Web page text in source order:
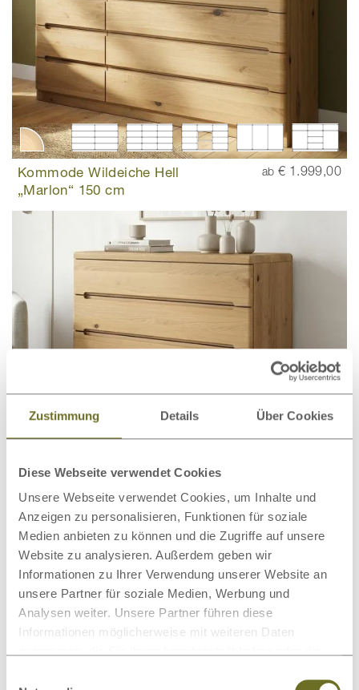
Zustimmung Details Über Cookies
Diese Webseite verwendet Cookies
Unsere Webseite verwendet Cookies, um Inhalte und
Anzeigen zu personalisieren, Funktionen für soziale
Medien anbieten zu können und die Zugriffe auf unsere
Website zu analysieren. Außerdem geben wir
Informationen zu Ihrer Verwendung unserer Website an
unsere Partner für soziale Medien, Werbung und
Analysen weiter. Unsere Partner führen diese
Informationen möglicherweise mit weiteren Daten
Kommode Wildeiche Hell
„Marlon“ 150 cm
ab € 1.999,00
Kommode Wildeiche Hell
„Marlon“ 100 cm